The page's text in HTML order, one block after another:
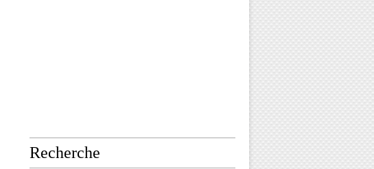
Recherche